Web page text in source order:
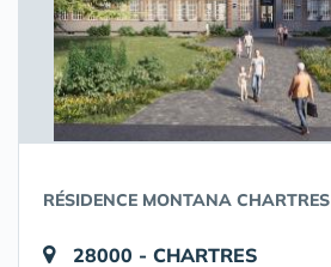
RÉSIDENCE MONTANA CHARTRES
28000 - CHARTRES